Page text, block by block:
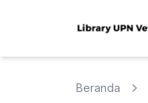
Beranda